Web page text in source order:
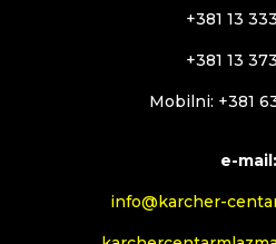
+381 13
+381 13
Mobilni: +381
e-mail:
info@karcher-